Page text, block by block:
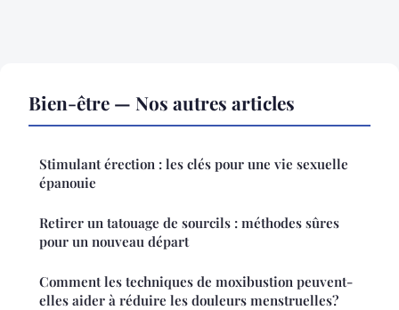
Bien-être — Nos autres articles
Stimulant érection : les clés pour une vie sexuelle
épanouie
Retirer un tatouage de sourcils : méthodes sûres
pour un nouveau départ
Comment les techniques de moxibustion peuvent-
elles aider à réduire les douleurs menstruelles?